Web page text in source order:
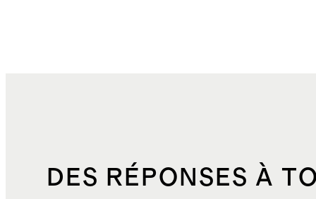
DES RÉPONSES À